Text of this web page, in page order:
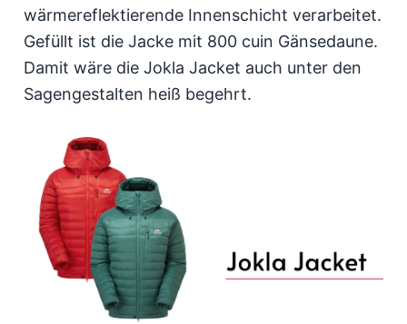
wärmereflektierende Innenschicht verarbeitet.
Gefüllt ist die Jacke mit 800 cuin Gänsedaune.
Damit wäre die Jokla Jacket auch unter den
Sagengestalten heiß begehrt.